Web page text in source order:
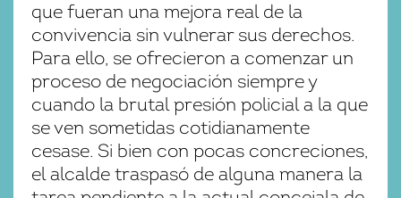
que fueran una mejora real de la
convivencia sin vulnerar sus derechos.
Para ello, se ofrecieron a comenzar un
proceso de negociación siempre y
cuando la brutal presión policial a la que
se ven sometidas cotidianamente
cesase. Si bien con pocas concreciones,
el alcalde traspasó de alguna manera la